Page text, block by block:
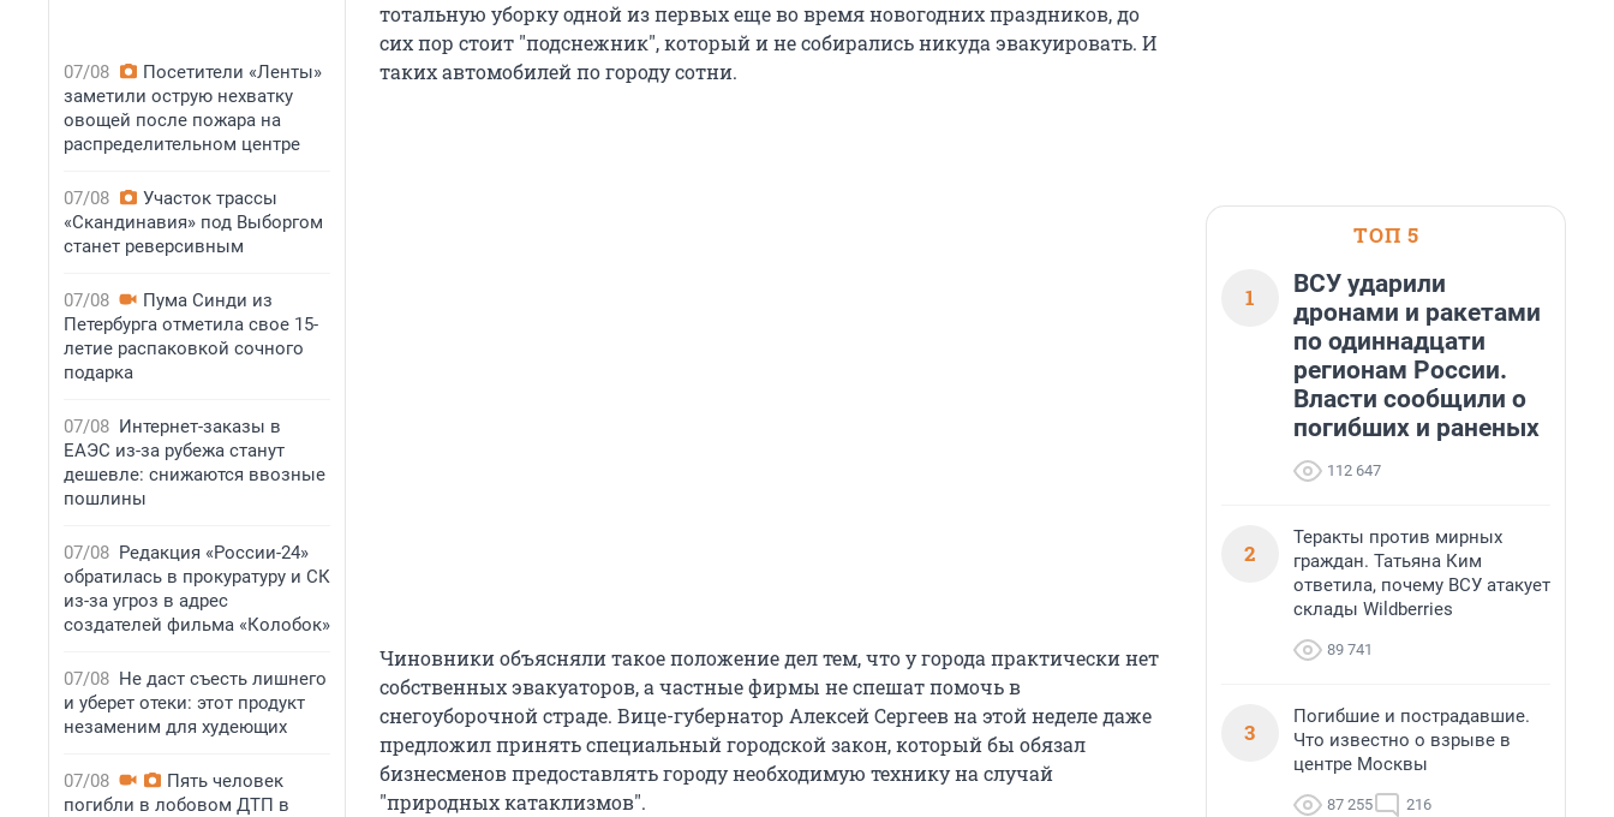
07/08
Посетители «Ленты»
заметили острую нехватку
овощей после пожара на
распределительном центре
07/08
Участок трассы
«Скандинавия» под Выборгом
станет реверсивным
07/08
Пума Синди из
Петербурга отметила свое 15-
летие распаковкой сочного
подарка
07/08 Интернет-заказы в
ЕАЭС из-за рубежа станут
дешевле: снижаются ввозные
пошлины
07/08 Редакция «России-24»
обратилась в прокуратуру и СК
из-за угроз в адрес
создателей фильма «Колобок»
07/08 Не даст съесть лишнего
и уберет отеки: этот продукт
незаменим для худеющих
07/08
Пять человек
погибли в лобовом ДТП в
тотальную уборку одной из первых еще во время новогодних праздников, до
сих пор стоит "подснежник", который и не собирались никуда эвакуировать. И
таких автомобилей по городу сотни.
Чиновники объясняли такое положение дел тем, что у города практически нет
собственных эвакуаторов, а частные фирмы не спешат помочь в
снегоуборочной страде. Вице-губернатор Алексей Сергеев на этой неделе даже
предложил принять специальный городской закон, который бы обязал
бизнесменов предоставлять городу необходимую технику на случай
"природных катаклизмов".
ТОП 5
1
ВСУ ударили
дронами и ракетами
по одиннадцати
регионам России.
Власти сообщили о
погибших и раненых
112 647
2
Теракты против мирных
граждан. Татьяна Ким
ответила, почему ВСУ атакует
склады Wildberries
89 741
3
Погибшие и пострадавшие.
Что известно о взрыве в
центре Москвы
87 255 216